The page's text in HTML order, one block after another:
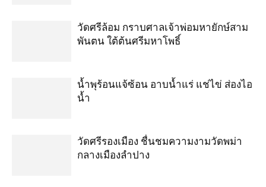
วัดศรีล้อม กราบศาลเจ้าพ่อมหายักษ์สาม
พันตน ใต้ต้นศรีมหาโพธิ์
น้ำพุร้อนแจ้ซ้อน อาบน้ำแร่ แช่ไข่ ส่องไอ
น้ำ
วัดศรีรองเมือง ชื่นชมความงามวัดพม่า
กลางเมืองลำปาง